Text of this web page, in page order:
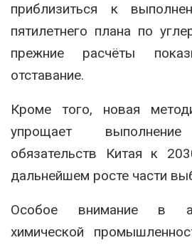
приблизиться к
пятилетнего плана по
прежние расчёты
отставание.
Кроме того, новая
упрощает выполнение
обязательств Китая к
дальнейшем росте части
Особое внимание в
химической